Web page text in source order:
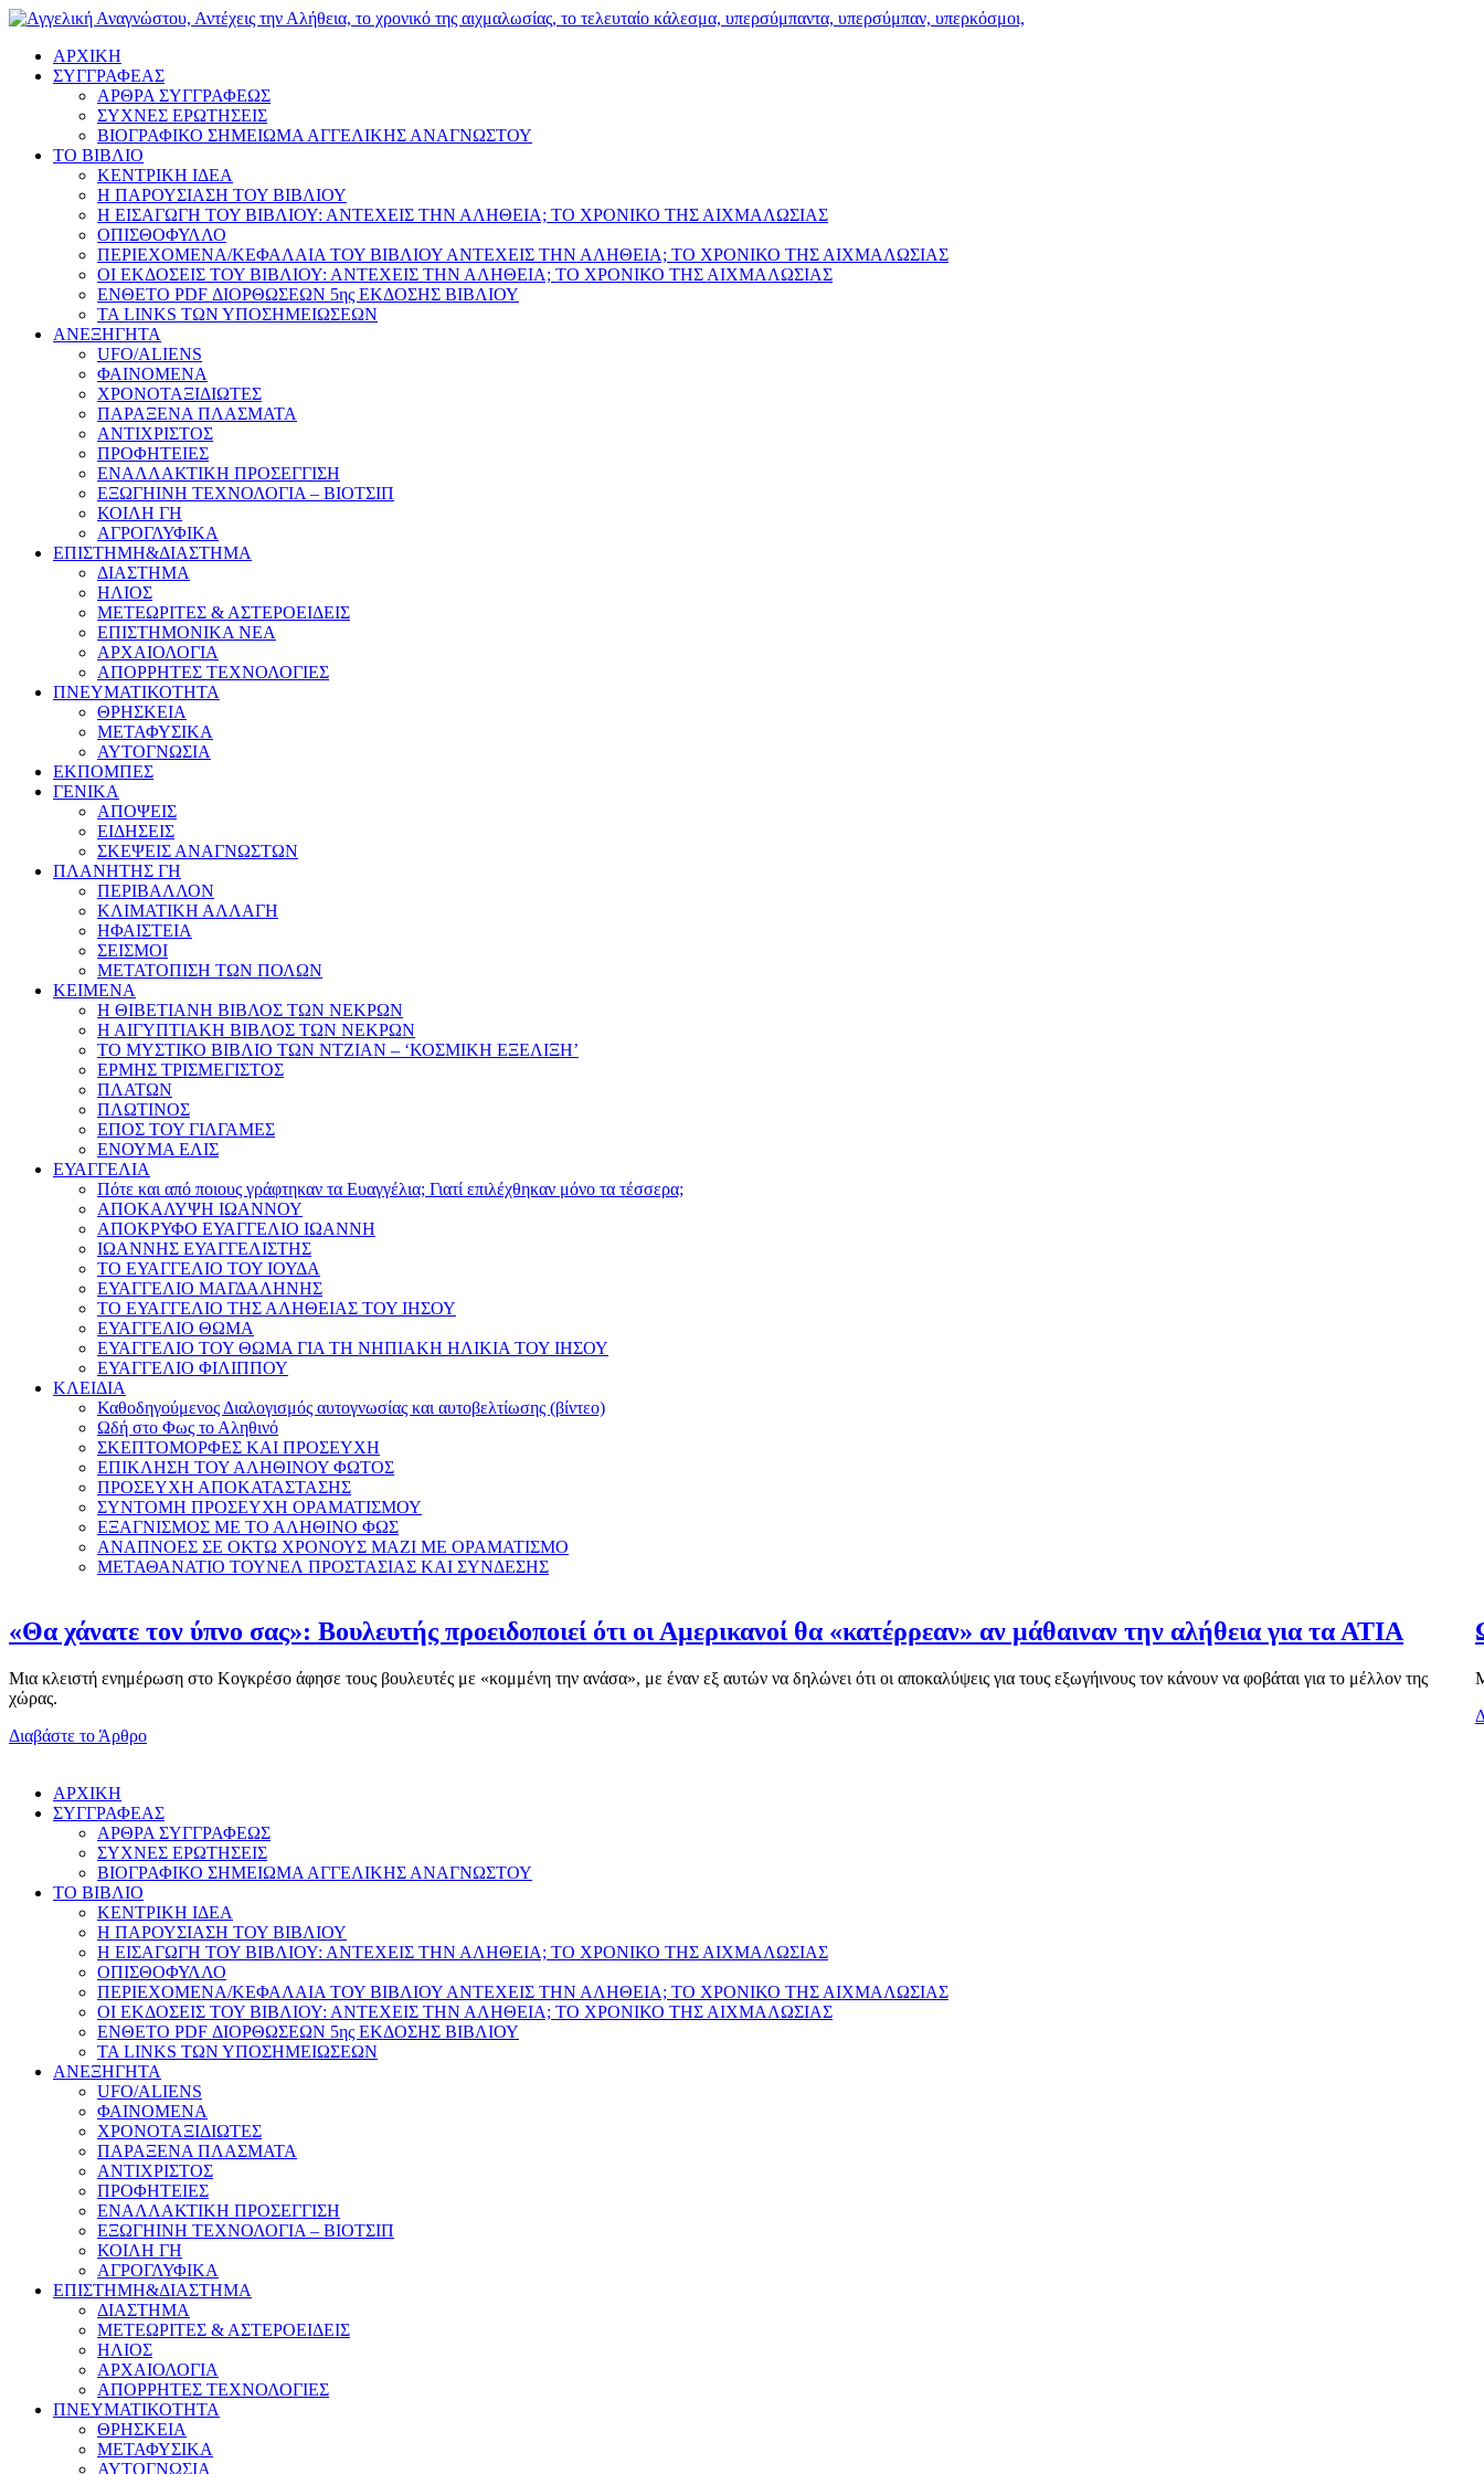
ΑΡΧΙΚΗ
ΣΥΓΓΡΑΦΕΑΣ
ΑΡΘΡΑ ΣΥΓΓΡΑΦΕΩΣ
ΣΥΧΝΕΣ ΕΡΩΤΗΣΕΙΣ
ΒΙΟΓΡΑΦΙΚΟ ΣΗΜΕΙΩΜΑ ΑΓΓΕΛΙΚΗΣ ΑΝΑΓΝΩΣΤΟΥ
ΤΟ ΒΙΒΛΙΟ
ΚΕΝΤΡΙΚΗ ΙΔΕΑ
Η ΠΑΡΟΥΣΙΑΣΗ ΤΟΥ ΒΙΒΛΙΟΥ
Η ΕΙΣΑΓΩΓΗ ΤΟΥ ΒΙΒΛΙΟΥ: ΑΝΤΕΧΕΙΣ ΤΗΝ ΑΛΗΘΕΙΑ; ΤΟ ΧΡΟΝΙΚΟ ΤΗΣ ΑΙΧΜΑΛΩΣΙΑΣ
ΟΠΙΣΘΟΦΥΛΛΟ
ΠΕΡΙΕΧΟΜΕΝΑ/ΚΕΦΑΛΑΙΑ ΤΟΥ ΒΙΒΛΙΟΥ ΑΝΤΕΧΕΙΣ ΤΗΝ ΑΛΗΘΕΙΑ; ΤΟ ΧΡΟΝΙΚΟ ΤΗΣ ΑΙΧΜΑΛΩΣΙΑΣ
ΟΙ ΕΚΔΟΣΕΙΣ ΤΟΥ ΒΙΒΛΙΟΥ: ΑΝΤΕΧΕΙΣ ΤΗΝ ΑΛΗΘΕΙΑ; ΤΟ ΧΡΟΝΙΚΟ ΤΗΣ ΑΙΧΜΑΛΩΣΙΑΣ
ΕΝΘΕΤΟ PDF ΔΙΟΡΘΩΣΕΩΝ 5ης ΕΚΔΟΣΗΣ ΒΙΒΛΙΟΥ
ΤΑ LINKS ΤΩΝ ΥΠΟΣΗΜΕΙΩΣΕΩΝ
ΑΝΕΞΗΓΗΤΑ
UFO/ALIENS
ΦΑΙΝΟΜΕΝΑ
ΧΡΟΝΟΤΑΞΙΔΙΩΤΕΣ
ΠΑΡΑΞΕΝΑ ΠΛΑΣΜΑΤΑ
ΑΝΤΙΧΡΙΣΤΟΣ
ΠΡΟΦΗΤΕΙΕΣ
ΕΝΑΛΛΑΚΤΙΚΗ ΠΡΟΣΕΓΓΙΣΗ
ΕΞΩΓΗΙΝΗ ΤΕΧΝΟΛΟΓΙΑ – ΒΙΟΤΣΙΠ
ΚΟΙΛΗ ΓΗ
ΑΓΡΟΓΛΥΦΙΚΑ
ΕΠΙΣΤΗΜΗ&ΔΙΑΣΤΗΜΑ
ΔΙΑΣΤΗΜΑ
ΗΛΙΟΣ
ΜΕΤΕΩΡΙΤΕΣ & ΑΣΤΕΡΟΕΙΔΕΙΣ
ΕΠΙΣΤΗΜΟΝΙΚΑ ΝΕΑ
ΑΡΧΑΙΟΛΟΓΙΑ
ΑΠΟΡΡΗΤΕΣ ΤΕΧΝΟΛΟΓΙΕΣ
ΠΝΕΥΜΑΤΙΚΟΤΗΤΑ
ΘΡΗΣΚΕΙΑ
ΜΕΤΑΦΥΣΙΚΑ
ΑΥΤΟΓΝΩΣΙΑ
ΕΚΠΟΜΠΕΣ
ΓΕΝΙΚΑ
ΑΠΟΨΕΙΣ
ΕΙΔΗΣΕΙΣ
ΣΚΕΨΕΙΣ ΑΝΑΓΝΩΣΤΩΝ
ΠΛΑΝΗΤΗΣ ΓΗ
ΠΕΡΙΒΑΛΛΟΝ
ΚΛΙΜΑΤΙΚΗ ΑΛΛΑΓΗ
ΗΦΑΙΣΤΕΙΑ
ΣΕΙΣΜΟΙ
ΜΕΤΑΤΟΠΙΣΗ ΤΩΝ ΠΟΛΩΝ
ΚΕΙΜΕΝΑ
Η ΘΙΒΕΤΙΑΝΗ ΒΙΒΛΟΣ ΤΩΝ ΝΕΚΡΩΝ
Η ΑΙΓΥΠΤΙΑΚΗ ΒΙΒΛΟΣ ΤΩΝ ΝΕΚΡΩΝ
ΤΟ ΜΥΣΤΙΚΟ ΒΙΒΛΙΟ ΤΩΝ ΝΤΖΙΑΝ – ‘ΚΟΣΜΙΚΗ ΕΞΕΛΙΞΗ’
ΕΡΜΗΣ ΤΡΙΣΜΕΓΙΣΤΟΣ
ΠΛΑΤΩΝ
ΠΛΩΤΙΝΟΣ
ΕΠΟΣ ΤΟΥ ΓΙΛΓΑΜΕΣ
ΕΝΟΥΜΑ ΕΛΙΣ
ΕΥΑΓΓΕΛΙΑ
Πότε και από ποιους γράφτηκαν τα Ευαγγέλια; Γιατί επιλέχθηκαν μόνο τα τέσσερα;
ΑΠΟΚΑΛΥΨΗ ΙΩΑΝΝΟΥ
ΑΠΟΚΡΥΦΟ ΕΥΑΓΓΕΛΙΟ ΙΩΑΝΝΗ
ΙΩΑΝΝΗΣ ΕΥΑΓΓΕΛΙΣΤΗΣ
ΤΟ ΕΥΑΓΓΕΛΙΟ ΤΟΥ ΙΟΥΔΑ
ΕΥΑΓΓΕΛΙΟ ΜΑΓΔΑΛΗΝΗΣ
ΤΟ ΕΥΑΓΓΕΛΙΟ ΤΗΣ ΑΛΗΘΕΙΑΣ ΤΟΥ ΙΗΣΟΥ
ΕΥΑΓΓΕΛΙΟ ΘΩΜΑ
ΕΥΑΓΓΕΛΙΟ ΤΟΥ ΘΩΜΑ ΓΙΑ ΤΗ ΝΗΠΙΑΚΗ ΗΛΙΚΙΑ ΤΟΥ ΙΗΣΟΥ
ΕΥΑΓΓΕΛΙΟ ΦΙΛΙΠΠΟΥ
ΚΛΕΙΔΙΑ
Καθοδηγούμενος Διαλογισμός αυτογνωσίας και αυτοβελτίωσης (βίντεο)
Ωδή στο Φως το Αληθινό
ΣΚΕΠΤΟΜΟΡΦΕΣ ΚΑΙ ΠΡΟΣΕΥΧΗ
ΕΠΙΚΛΗΣΗ ΤΟΥ ΑΛΗΘΙΝΟΥ ΦΩΤΟΣ
ΠΡΟΣΕΥΧΗ ΑΠΟΚΑΤΑΣΤΑΣΗΣ
ΣΥΝΤΟΜΗ ΠΡΟΣΕΥΧΗ ΟΡΑΜΑΤΙΣΜΟΥ
ΕΞΑΓΝΙΣΜΟΣ ΜΕ ΤΟ ΑΛΗΘΙΝΟ ΦΩΣ
ΑΝΑΠΝΟΕΣ ΣΕ ΟΚΤΩ ΧΡΟΝΟΥΣ ΜΑΖΙ ΜΕ ΟΡΑΜΑΤΙΣΜΟ
ΜΕΤΑΘΑΝΑΤΙΟ ΤΟΥΝΕΛ ΠΡΟΣΤΑΣΙΑΣ ΚΑΙ ΣΥΝΔΕΣΗΣ
«Θα χάνατε τον ύπνο σας»: Βουλευτής προειδοποιεί ότι οι Αμερικανοί θα «κατέρρεαν» αν μάθαιναν την αλήθεια για τα ΑΤΙΑ
Μια κλειστή ενημέρωση στο Κογκρέσο άφησε τους βουλευτές με «κομμένη την ανάσα», με έναν εξ αυτών να δηλώνει ότι οι αποκαλύψεις για τους εξωγήινους τον κάνουν να φοβάται για το μέλλον της
χώρας.
Διαβάστε το Άρθρο
AΡΧΙΚΗ
ΣΥΓΓΡΑΦΕΑΣ
ΑΡΘΡΑ ΣΥΓΓΡΑΦΕΩΣ
ΣΥΧΝΕΣ ΕΡΩΤΗΣΕΙΣ
ΒΙΟΓΡΑΦΙΚΟ ΣΗΜΕΙΩΜΑ ΑΓΓΕΛΙΚΗΣ ΑΝΑΓΝΩΣΤΟΥ
ΤΟ ΒΙΒΛΙΟ
ΚΕΝΤΡΙΚΗ ΙΔΕΑ
Η ΠΑΡΟΥΣΙΑΣΗ ΤΟΥ ΒΙΒΛΙΟΥ
Η ΕΙΣΑΓΩΓΗ ΤΟΥ ΒΙΒΛΙΟΥ: ΑΝΤΕΧΕΙΣ ΤΗΝ ΑΛΗΘΕΙΑ; ΤΟ ΧΡΟΝΙΚΟ ΤΗΣ ΑΙΧΜΑΛΩΣΙΑΣ
ΟΠΙΣΘΟΦΥΛΛΟ
ΠΕΡΙΕΧΟΜΕΝΑ/ΚΕΦΑΛΑΙΑ ΤΟΥ ΒΙΒΛΙΟΥ ΑΝΤΕΧΕΙΣ ΤΗΝ ΑΛΗΘΕΙΑ; ΤΟ ΧΡΟΝΙΚΟ ΤΗΣ ΑΙΧΜΑΛΩΣΙΑΣ
ΟΙ ΕΚΔΟΣΕΙΣ ΤΟΥ ΒΙΒΛΙΟΥ: ΑΝΤΕΧΕΙΣ ΤΗΝ ΑΛΗΘΕΙΑ; ΤΟ ΧΡΟΝΙΚΟ ΤΗΣ ΑΙΧΜΑΛΩΣΙΑΣ
ΕΝΘΕΤΟ PDF ΔΙΟΡΘΩΣΕΩΝ 5ης ΕΚΔΟΣΗΣ ΒΙΒΛΙΟΥ
ΤΑ LINKS ΤΩΝ ΥΠΟΣΗΜΕΙΩΣΕΩΝ
ΑΝΕΞΗΓΗΤΑ
UFO/ALIENS
ΦΑΙΝΟΜΕΝΑ
ΧΡΟΝΟΤΑΞΙΔΙΩΤΕΣ
ΠΑΡΑΞΕΝΑ ΠΛΑΣΜΑΤΑ
ΑΝΤΙΧΡΙΣΤΟΣ
ΠΡΟΦΗΤΕΙΕΣ
ΕΝΑΛΛΑΚΤΙΚΗ ΠΡΟΣΕΓΓΙΣΗ
ΕΞΩΓΗΙΝΗ ΤΕΧΝΟΛΟΓΙΑ – ΒΙΟΤΣΙΠ
ΚΟΙΛΗ ΓΗ
ΑΓΡΟΓΛΥΦΙΚΑ
ΕΠΙΣΤΗΜΗ&ΔΙΑΣΤΗΜΑ
ΔΙΑΣΤΗΜΑ
ΜΕΤΕΩΡΙΤΕΣ & ΑΣΤΕΡΟΕΙΔΕΙΣ
ΗΛΙΟΣ
ΑΡΧΑΙΟΛΟΓΙΑ
ΑΠΟΡΡΗΤΕΣ ΤΕΧΝΟΛΟΓΙΕΣ
ΠΝΕΥΜΑΤΙΚΟΤΗΤΑ
ΘΡΗΣΚΕΙΑ
ΜΕΤΑΦΥΣΙΚΑ
ΑΥΤΟΓΝΩΣΙΑ